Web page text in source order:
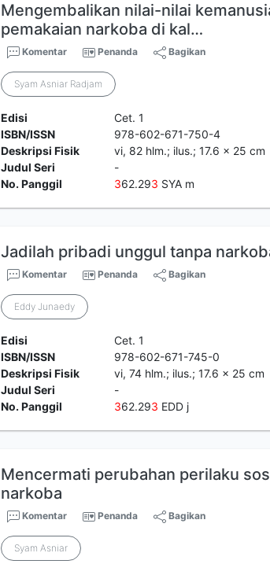
Mengembalikan nilai-nilai
pemakaian narkoba di kal…
Komentar Penanda Bagikan
Syam Asniar Radjam
Edisi
Cet. 1
ISBN/ISSN
978-602-671-750-4
Deskripsi Fisik
vi, 82 hlm.; ilus.; 17.6 x 25 cm
Judul Seri
-
No. Panggil
362.293 SYA m
Jadilah pribadi unggul tanpa
Komentar Penanda Bagikan
Eddy Junaedy
Edisi
Cet. 1
ISBN/ISSN
978-602-671-745-0
Deskripsi Fisik
vi, 74 hlm.; ilus.; 17.6 x 25 cm
Judul Seri
-
No. Panggil
362.293 EDD j
Mencermati perubahan perilaku
narkoba
Komentar Penanda Bagikan
Syam Asniar